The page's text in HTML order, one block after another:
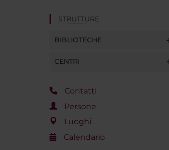
STRUTTURE
BIBLIOTECHE
CENTRI
Contatti
Persone
Luoghi
Calendario